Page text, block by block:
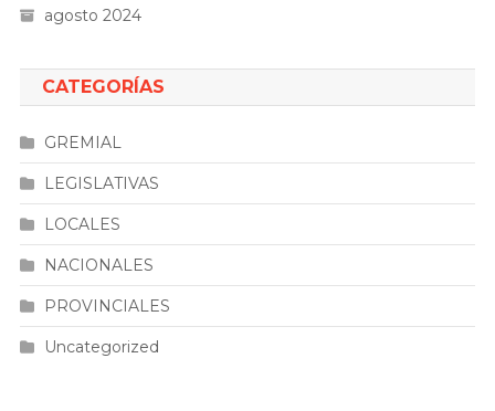
agosto 2024
CATEGORÍAS
GREMIAL
LEGISLATIVAS
LOCALES
NACIONALES
PROVINCIALES
Uncategorized